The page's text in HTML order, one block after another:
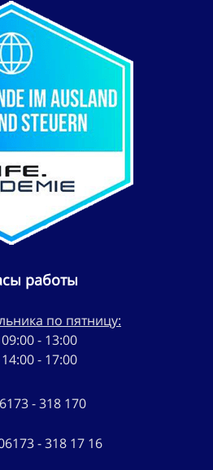
работы
по пятницу:
- 13:00
- 17:00
- 318 170
- 318 17 16